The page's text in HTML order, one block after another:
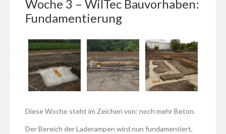
Woche 3 – WilTec Bauvorhaben:
Fundamentierung
Diese Woche steht im Zeichen von: noch mehr Beton.
Der Bereich der Laderampen wird nun fundamentiert,